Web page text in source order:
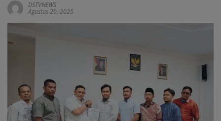
DSTVNEWS
Agustus 20, 2025